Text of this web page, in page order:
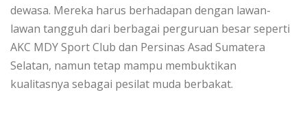
dewasa. Mereka harus berhadapan dengan lawan-
lawan tangguh dari berbagai perguruan besar seperti
AKC MDY Sport Club dan Persinas Asad Sumatera
Selatan, namun tetap mampu membuktikan
kualitasnya sebagai pesilat muda berbakat.